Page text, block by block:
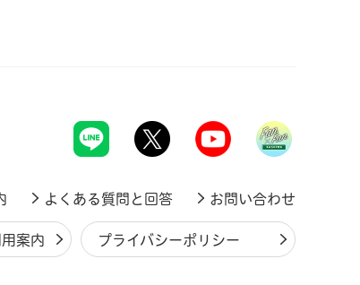
よくある質問と回答 お問い合わせ
案内 プライバシーポリシー